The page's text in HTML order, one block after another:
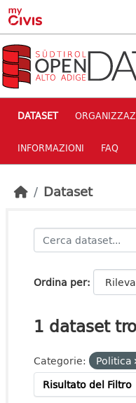
Skip to main content
DATASET
INFORMAZIONI FAQ
Dataset
Ordina per
1 dataset
Categorie: Politica
Risultato del Filtro